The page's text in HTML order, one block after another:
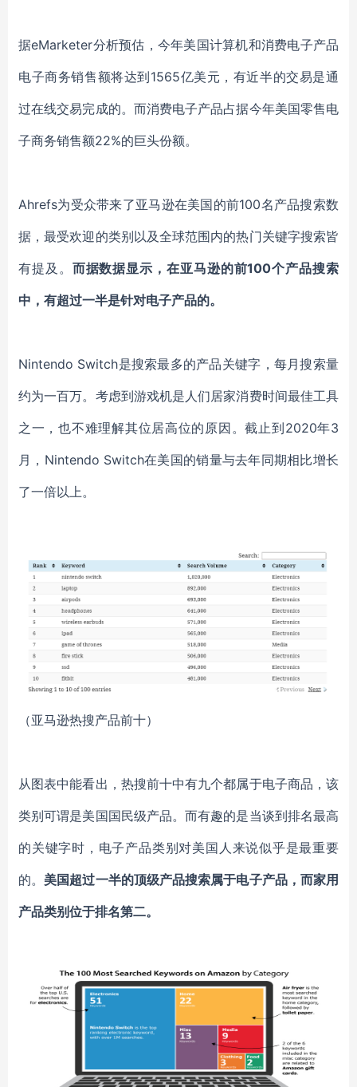
据eMarketer分析预估，今年美国计算机和消费电子产品
电子商务销售额将达到1565亿美元，有近半的交易是通
过在线交易完成的。而消费电子产品占据今年美国零售电
子商务销售额22%的巨头份额。
Ahrefs为受众带来了亚马逊在美国的前100名产品搜索数
据，最受欢迎的类别以及全球范围内的热门关键字搜索皆
有提及。 而据数据显示，在亚马逊的前100个产品搜索
中，有超过一半是针对电子产品的。
Nintendo Switch是搜索最多的产品关键字，每月搜索量
约为一百万。考虑到游戏机是人们居家消费时间最佳工具
之一，也不难理解其位居高位的原因。截止到2020年3
月，Nintendo Switch在美国的销量与去年同期相比增长
了一倍以上。
（亚马逊热搜产品前十）
从图表中能看出，热搜前十中有九个都属于电子商品，该
类别可谓是美国国民级产品。而有趣的是当谈到排名最高
的关键字时，电子产品类别对美国人来说似乎是最重要
的。 美国超过一半的顶级产品搜索属于电子产品，而家用
产品类别位于排名第二。